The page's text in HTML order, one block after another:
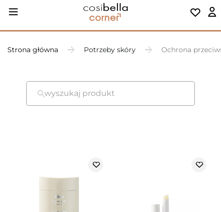
Strona główna Potrzeby skóry Ochrona
wyszukaj produkt